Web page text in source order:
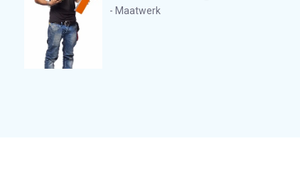
- Maatwerk